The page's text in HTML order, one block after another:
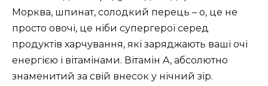
Морква, шпинат, солодкий перець – о, це не
просто овочі, це ніби супергерої серед
продуктів харчування, які заряджають ваші очі
енергією і вітамінами. Вітамін A, абсолютно
знаменитий за свій внесок у нічний зір.